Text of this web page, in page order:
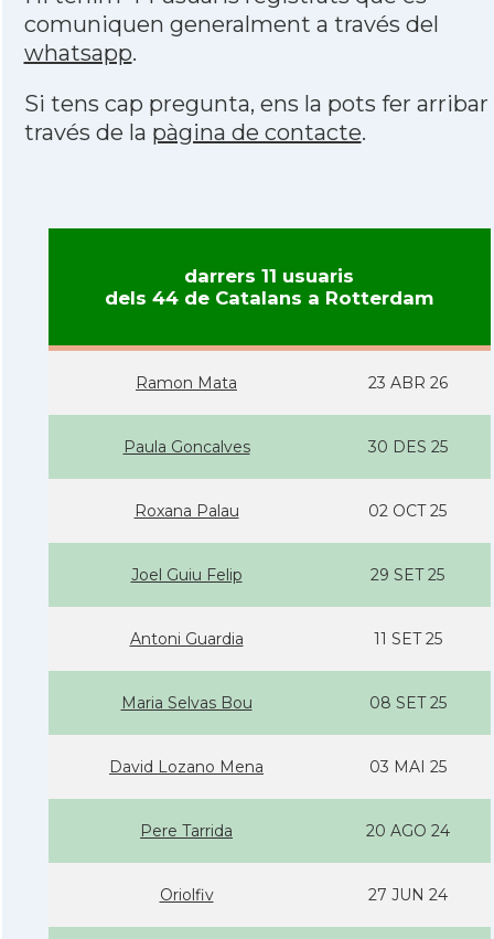
comuniquen generalment a través del
whatsapp.
Si tens cap pregunta, ens la pots fer arribar
través de la pàgina de contacte.
darrers 11 usuaris
dels 44 de Catalans a Rotterdam
Ramon Mata 23 ABR 26
Paula Goncalves 30 DES 25
Roxana Palau 02 OCT 25
Joel Guiu Felip 29 SET 25
Antoni Guardia 11 SET 25
Maria Selvas Bou 08 SET 25
David Lozano Mena 03 MAI 25
Pere Tarrida 20 AGO 24
Oriolfiv 27 JUN 24